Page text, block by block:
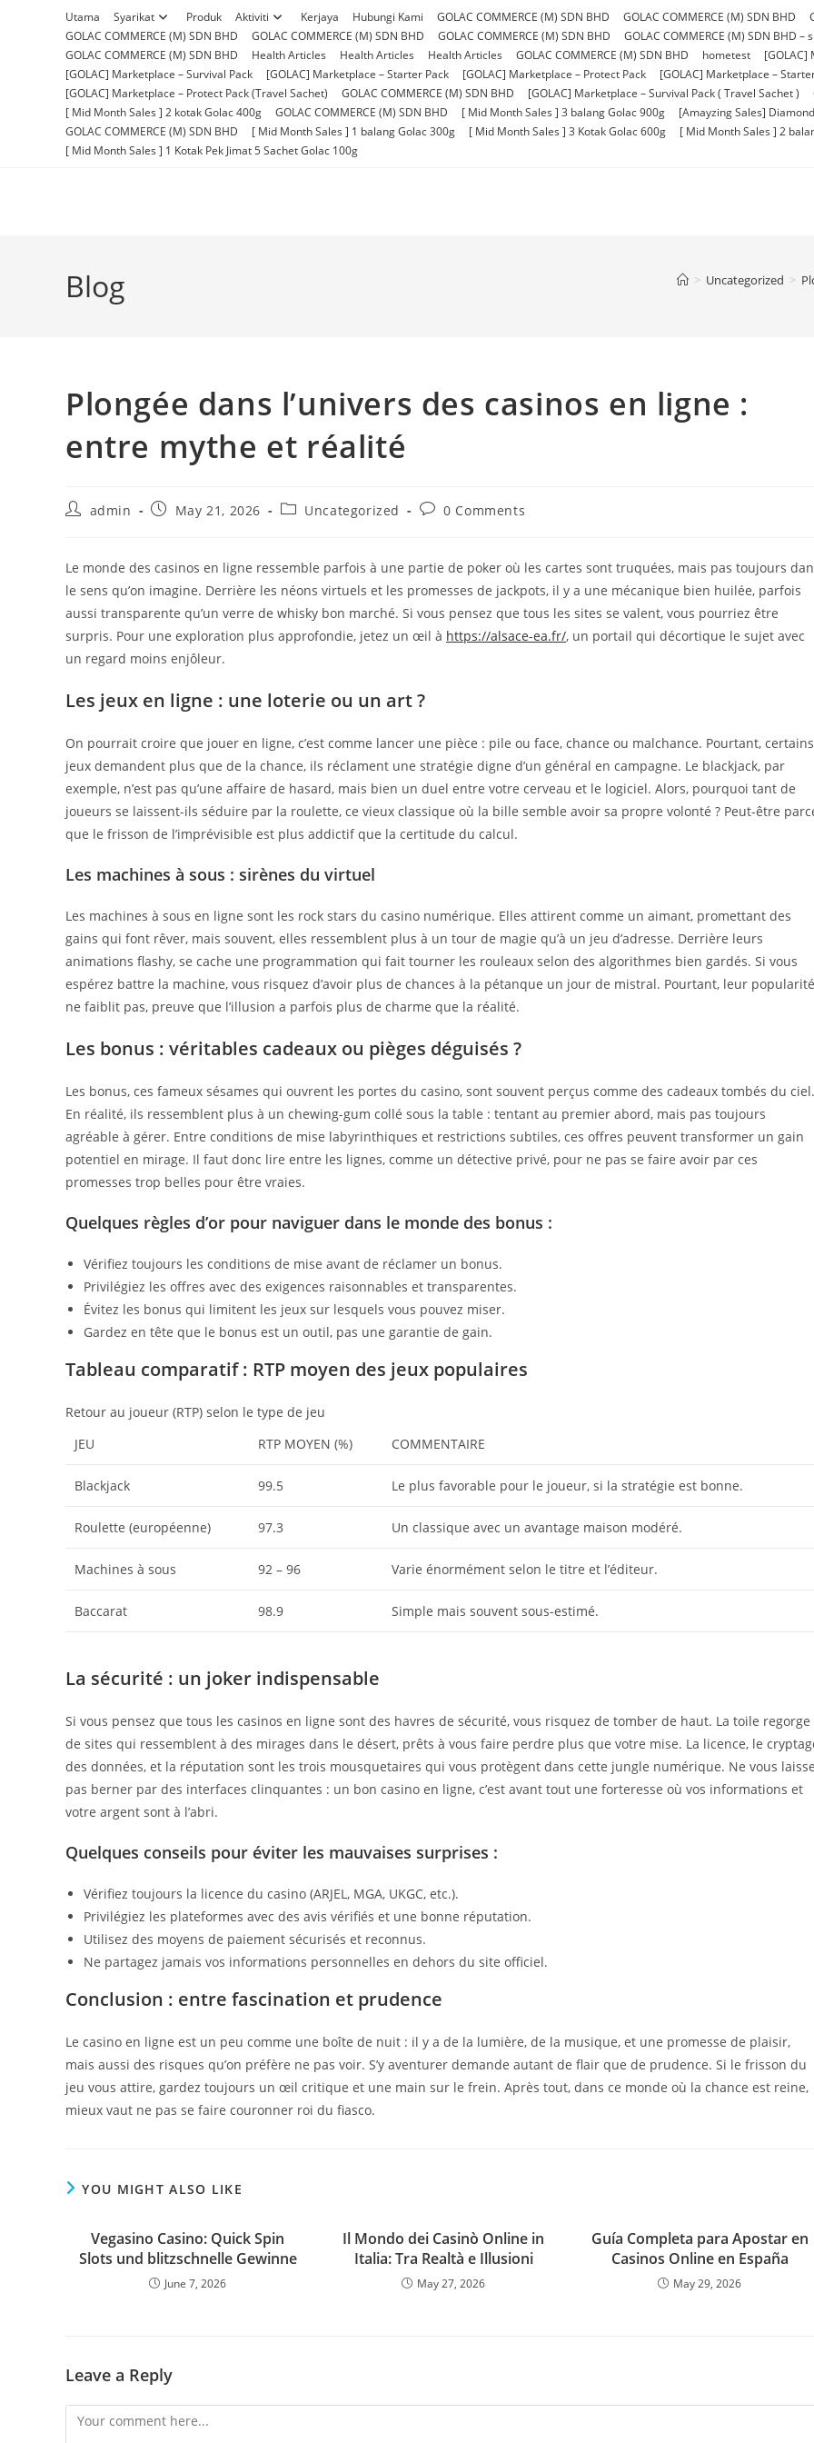
Utama Syarikat Produk Aktiviti Kerjaya Hubungi Kami GOLAC COMMERCE (M) SDN BHD GOLAC COMMERCE (M) SDN BHD
GOLAC COMMERCE (M) SDN BHD
GOLAC COMMERCE (M) SDN BHD GOLAC COMMERCE (M) SDN BHD
GOLAC COMMERCE (M) SDN BHD –
GOLAC COMMERCE (M) SDN BHD
Health Articles Health Articles Health Articles GOLAC COMMERCE (M) SDN BHD hometest
[GOLAC]
[GOLAC] Marketplace – Survival Pack
[GOLAC] Marketplace – Starter Pack [GOLAC] Marketplace – Protect Pack
[GOLAC] Marketplace –
[GOLAC] Marketplace – Protect Pack (Travel Sachet)
GOLAC COMMERCE (M) SDN BHD [GOLAC] Marketplace – Survival Pack ( Travel Sachet )
[ Mid Month Sales ] 2 kotak Golac 400g
GOLAC COMMERCE (M) SDN BHD [ Mid Month Sales ] 3 balang Golac 900g
[Amayzing Sales]
GOLAC COMMERCE (M) SDN BHD
[ Mid Month Sales ] 1 balang Golac 300g [ Mid Month Sales ] 3 Kotak Golac 600g
[ Mid Month Sales ] 2
[ Mid Month Sales ] 1 Kotak Pek Jimat 5 Sachet Golac 100g
Blog > Uncategorized >
Plongée dans l’univers des casinos en ligne :
entre mythe et réalité
Postadmin
PostMay 21, 2026
PostUncategorized
Post0 Comments
Le monde des casinos en ligne ressemble parfois à une partie de poker où les cartes sont truquées, mais pas toujours
le sens qu’on imagine. Derrière les néons virtuels et les promesses de jackpots, il y a une mécanique bien huilée, parfois
aussi transparente qu’un verre de whisky bon marché. Si vous pensez que tous les sites se valent, vous pourriez être
surpris. Pour une exploration plus approfondie, jetez un œil à https://alsace-ea.fr/, un portail qui décortique le sujet avec
un regard moins enjôleur.
Les jeux en ligne : une loterie ou un art ?
On pourrait croire que jouer en ligne, c’est comme lancer une pièce : pile ou face, chance ou malchance. Pourtant, certains
jeux demandent plus que de la chance, ils réclament une stratégie digne d’un général en campagne. Le blackjack, par
exemple, n’est pas qu’une affaire de hasard, mais bien un duel entre votre cerveau et le logiciel. Alors, pourquoi tant de
joueurs se laissent-ils séduire par la roulette, ce vieux classique où la bille semble avoir sa propre volonté ? Peut-être
que le frisson de l’imprévisible est plus addictif que la certitude du calcul.
Les machines à sous : sirènes du virtuel
Les machines à sous en ligne sont les rock stars du casino numérique. Elles attirent comme un aimant, promettant des
gains qui font rêver, mais souvent, elles ressemblent plus à un tour de magie qu’à un jeu d’adresse. Derrière leurs
animations flashy, se cache une programmation qui fait tourner les rouleaux selon des algorithmes bien gardés. Si vous
espérez battre la machine, vous risquez d’avoir plus de chances à la pétanque un jour de mistral. Pourtant, leur popularité
ne faiblit pas, preuve que l’illusion a parfois plus de charme que la réalité.
Les bonus : véritables cadeaux ou pièges déguisés ?
Les bonus, ces fameux sésames qui ouvrent les portes du casino, sont souvent perçus comme des cadeaux tombés du ciel.
En réalité, ils ressemblent plus à un chewing-gum collé sous la table : tentant au premier abord, mais pas toujours
agréable à gérer. Entre conditions de mise labyrinthiques et restrictions subtiles, ces offres peuvent transformer un gain
potentiel en mirage. Il faut donc lire entre les lignes, comme un détective privé, pour ne pas se faire avoir par ces
promesses trop belles pour être vraies.
Quelques règles d’or pour naviguer dans le monde des bonus :
Vérifiez toujours les conditions de mise avant de réclamer un bonus.
Privilégiez les offres avec des exigences raisonnables et transparentes.
Évitez les bonus qui limitent les jeux sur lesquels vous pouvez miser.
Gardez en tête que le bonus est un outil, pas une garantie de gain.
Tableau comparatif : RTP moyen des jeux populaires
Retour au joueur (RTP) selon le type de jeu
JEU
RTP MOYEN (%) COMMENTAIRE
Blackjack 99.5 Le plus favorable pour le joueur, si la stratégie est bonne.
Roulette (européenne) 97.3 Un classique avec un avantage maison modéré.
Machines à sous 92 – 96 Varie énormément selon le titre et l’éditeur.
Baccarat 98.9 Simple mais souvent sous-estimé.
La sécurité : un joker indispensable
Si vous pensez que tous les casinos en ligne sont des havres de sécurité, vous risquez de tomber de haut. La toile regorge
de sites qui ressemblent à des mirages dans le désert, prêts à vous faire perdre plus que votre mise. La licence, le
des données, et la réputation sont les trois mousquetaires qui vous protègent dans cette jungle numérique. Ne vous
pas berner par des interfaces clinquantes : un bon casino en ligne, c’est avant tout une forteresse où vos informations et
votre argent sont à l’abri.
Quelques conseils pour éviter les mauvaises surprises :
Vérifiez toujours la licence du casino (ARJEL, MGA, UKGC, etc.).
Privilégiez les plateformes avec des avis vérifiés et une bonne réputation.
Utilisez des moyens de paiement sécurisés et reconnus.
Ne partagez jamais vos informations personnelles en dehors du site officiel.
Conclusion : entre fascination et prudence
Le casino en ligne est un peu comme une boîte de nuit : il y a de la lumière, de la musique, et une promesse de plaisir,
mais aussi des risques qu’on préfère ne pas voir. S’y aventurer demande autant de flair que de prudence. Si le frisson du
jeu vous attire, gardez toujours un œil critique et une main sur le frein. Après tout, dans ce monde où la chance est reine,
mieux vaut ne pas se faire couronner roi du fiasco.
YOU MIGHT ALSO LIKE
Vegasino Casino: Quick Spin
Slots und blitzschnelle Gewinne
June 7, 2026
Il Mondo dei Casinò Online in
Italia: Tra Realtà e Illusioni
May 27, 2026
Guía Completa para Apostar en
Casinos Online en España
May 29, 2026
Leave a Reply
Comment